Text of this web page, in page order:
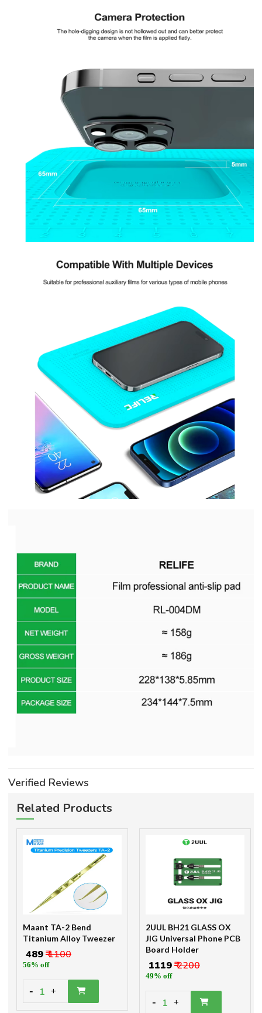
Verified Reviews
Related Products
Maant TA-2 Bend
Titanium Alloy Tweezer
₹ 489₹ 1100
56% off
- 1 +
2UUL BH21 GLASS OX
JIG Universal Phone PCB
Board Holder
₹ 1119₹ 2200
49% off
- 1 +